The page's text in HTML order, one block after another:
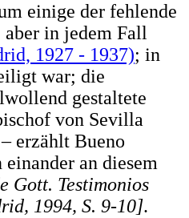
einige der fehlende
aber in jedem Fall
1927 - 1937); in
war; die
gestaltete
von Sevilla
erzählt Bueno
an diesem
Gott. Testimonios
1994, S. 9-10].